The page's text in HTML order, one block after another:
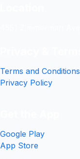
Terms and Conditions
Privacy Policy
Google Play
App Store